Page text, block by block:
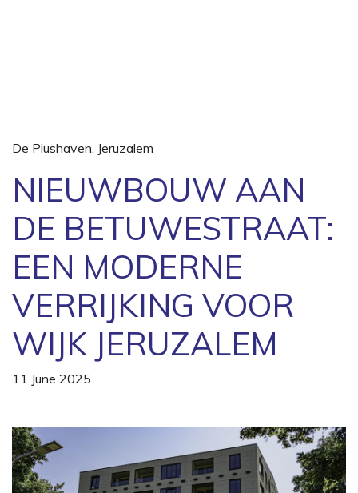
De Piushaven Jeruzalem
NIEUWBOUW AAN
DE BETUWESTRAAT:
EEN MODERNE
VERRIJKING VOOR
WIJK JERUZALEM
11 June 2025